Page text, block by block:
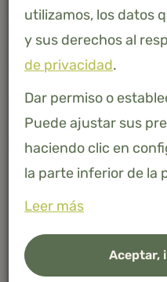
Descripción
Especificaciones
utilizamos, los datos
y sus derechos al
de privacidad.
Dar permiso o
Puede ajustar sus
haciendo clic en
la parte inferior de la
Leer más
Aceptar,